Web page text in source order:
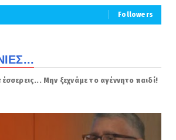
Followers
Μην ξεχνάμε το αγέννητο παιδί!